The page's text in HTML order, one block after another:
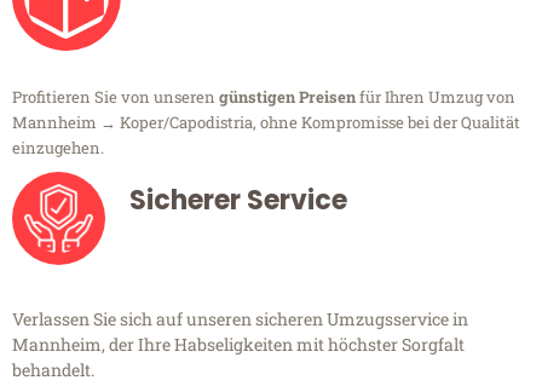
Profitieren Sie von unseren günstigen Preisenfür Ihren Umzug von
Mannheim → Koper/Capodistria, ohne Kompromisse bei der Qualität
einzugehen.
Sicherer Service
Verlassen Sie sich auf unseren sicheren Umzugsservice in
Mannheim, der Ihre Habseligkeiten mit höchster Sorgfalt
behandelt.